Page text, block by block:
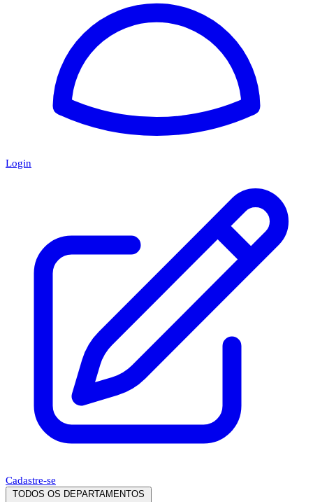
Login
Cadastre-se
TODOS OS DEPARTAMENTOS